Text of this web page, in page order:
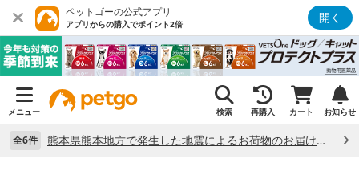
ペットゴーの公式アプリ
アプリからの購入でポイント2倍 開く
メニュー 検索 再購入 カート お知らせ
全6件 熊本県熊本地方で発生した地震によるお荷物のお届け状況について （7/28）